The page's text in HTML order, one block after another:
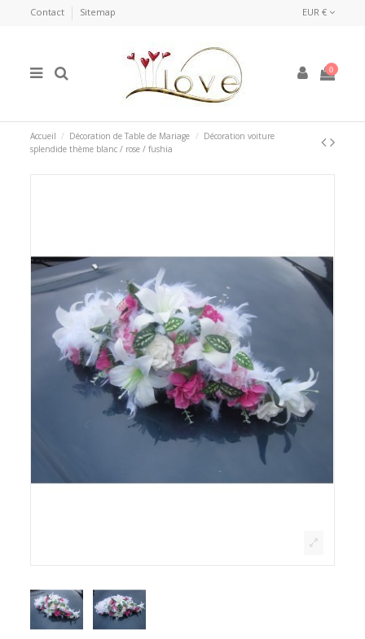
Contact Sitemap EUR €
0
Accueil Décoration de Table de Mariage
Décoration voiture
splendide thème blanc / rose / fushia